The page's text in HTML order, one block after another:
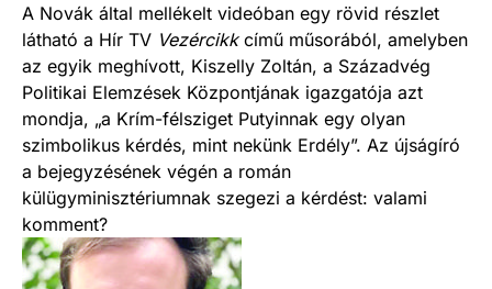
A Novák által mellékelt videóban egy rövid részlet
látható a Hír TV Vezércikkcímű műsorából, amelyben
az egyik meghívott, Kiszelly Zoltán, a Századvég
Politikai Elemzések Központjának igazgatója azt
mondja, „a Krím-félsziget Putyinnak egy olyan
szimbolikus kérdés, mint nekünk Erdély”. Az újságíró
a bejegyzésének végén a román
külügyminisztériumnak szegezi a kérdést: valami
komment?